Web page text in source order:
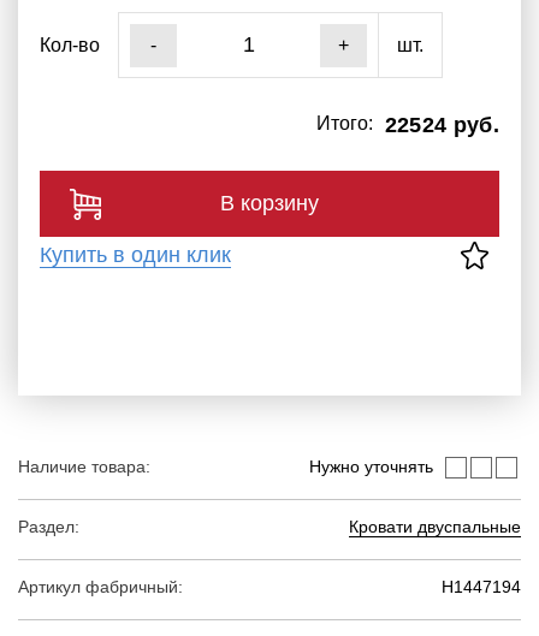
Наличие товара: Нужно уточнять
Раздел: Кровати двуспальные
Артикул фабричный: Н1447194
Кол-во - + шт.
22524 руб.
Итого:
В корзину
Купить в один клик